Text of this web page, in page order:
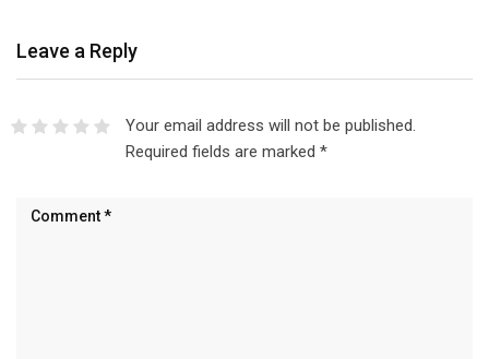
Leave a Reply
Your email address will not be published.
Required fields are marked *